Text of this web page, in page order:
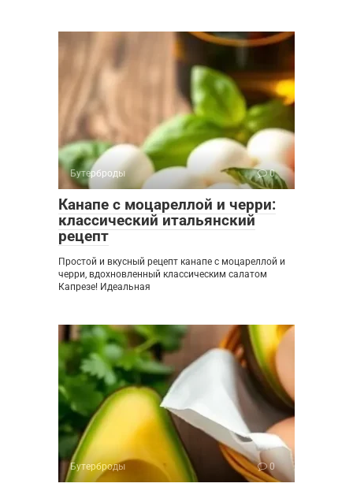
Бутерброды 0
Канапе с моцареллой и черри:
классический итальянский
рецепт
Простой и вкусный рецепт канапе с моцареллой и
черри, вдохновленный классическим салатом
Капрезе! Идеальная
Бутерброды 0